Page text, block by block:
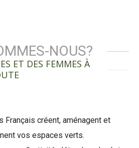
NOUS?
ET DES FEMMES À
Français créent, aménagent et
vos espaces verts.